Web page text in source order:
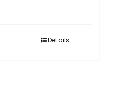
Details